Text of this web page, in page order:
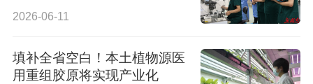
2026-06-11
填补全省空白！本土植物源医
用重组胶原将实现产业化